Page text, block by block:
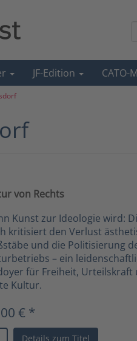
JF-Edition CATO-
von Rechts
Kunst zur Ideologie wird:
kritisiert den Verlust
und die Politisierung
– ein
für Freiheit, Urteilskraft
Kultur.
€ *
Details zum Titel